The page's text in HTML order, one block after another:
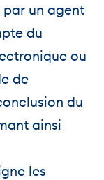
un agent
du
ou
de
du
ainsi
les